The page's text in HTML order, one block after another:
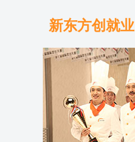
新东方创就业